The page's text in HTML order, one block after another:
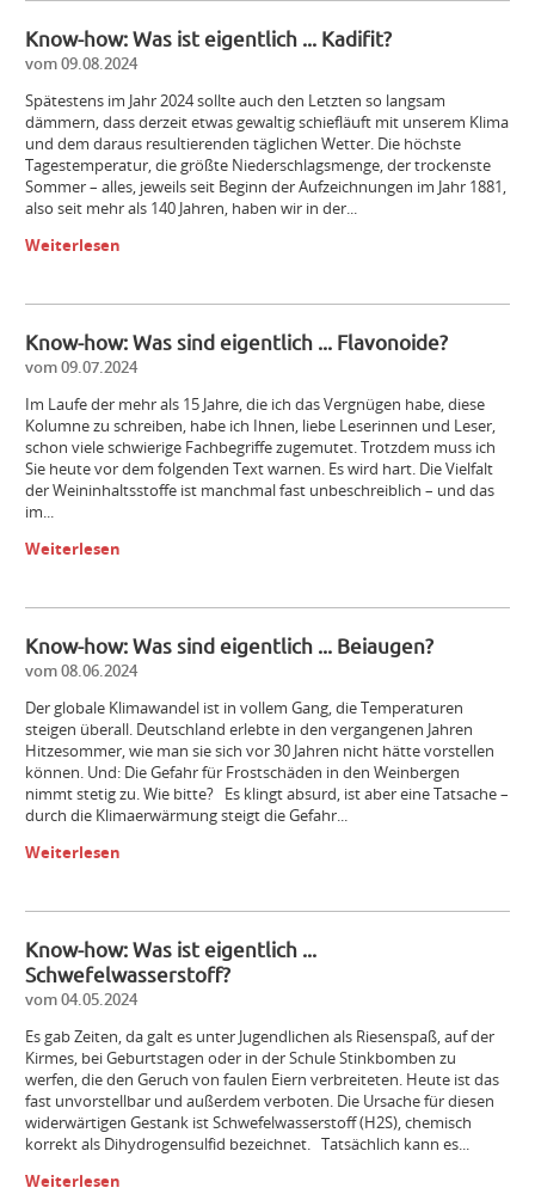
Know-how: Was ist eigentlich ... Kadifit?
vom 09.08.2024
Spätestens im Jahr 2024 sollte auch den Letzten so langsam
dämmern, dass derzeit etwas gewaltig schiefläuft mit unserem Klima
und dem daraus resultierenden täglichen Wetter. Die höchste
Tagestemperatur, die größte Niederschlagsmenge, der trockenste
Sommer – alles, jeweils seit Beginn der Aufzeichnungen im Jahr 1881,
also seit mehr als 140 Jahren, haben wir in der...
Weiterlesen
Know-how: Was sind eigentlich ... Flavonoide?
vom 09.07.2024
Im Laufe der mehr als 15 Jahre, die ich das Vergnügen habe, diese
Kolumne zu schreiben, habe ich Ihnen, liebe Leserinnen und Leser,
schon viele schwierige Fachbegriffe zugemutet. Trotzdem muss ich
Sie heute vor dem folgenden Text warnen. Es wird hart. Die Vielfalt
der Weininhaltsstoffe ist manchmal fast unbeschreiblich – und das
im...
Weiterlesen
Know-how: Was sind eigentlich ... Beiaugen?
vom 08.06.2024
Der globale Klimawandel ist in vollem Gang, die Temperaturen
steigen überall. Deutschland erlebte in den vergangenen Jahren
Hitzesommer, wie man sie sich vor 30 Jahren nicht hätte vorstellen
können. Und: Die Gefahr für Frostschäden in den Weinbergen
nimmt stetig zu. Wie bitte? Es klingt absurd, ist aber eine Tatsache –
durch die Klimaerwärmung steigt die Gefahr...
Weiterlesen
Know-how: Was ist eigentlich ...
Schwefelwasserstoff?
vom 04.05.2024
Es gab Zeiten, da galt es unter Jugendlichen als Riesenspaß, auf der
Kirmes, bei Geburtstagen oder in der Schule Stinkbomben zu
werfen, die den Geruch von faulen Eiern verbreiteten. Heute ist das
fast unvorstellbar und außerdem verboten. Die Ursache für diesen
widerwärtigen Gestank ist Schwefelwasserstoff (H2S), chemisch
korrekt als Dihydrogensulfid bezeichnet. Tatsächlich kann es...
Weiterlesen